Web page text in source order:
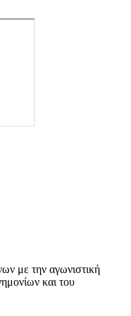
με την αγωνιστική
και του